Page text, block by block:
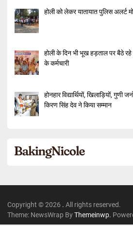
होली को लेकर यातायात पुलिस अलर्ट
होली के दिन भी भूख हड़ताल पर बैठे
के कर्मचारी
होनहार विद्यार्थियों, खिलाड़ियों, गुणी
किरण सिंह देव ने किया सम्मान
Copyright © 2026 . All rights reserved.
Theme: NewsWrap ByThemeinwp.